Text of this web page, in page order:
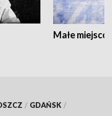
Małe
/ GDAŃSK /